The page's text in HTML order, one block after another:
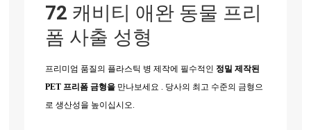
72 캐비티 애완 동물 프리
폼 사출 성형
프리미엄 품질의 플라스틱 병 제작에 필수적인 정밀 제작된
PET 프리폼 금형을만나보세요 . 당사의 최고 수준의 금형으
로 생산성을 높이십시오.